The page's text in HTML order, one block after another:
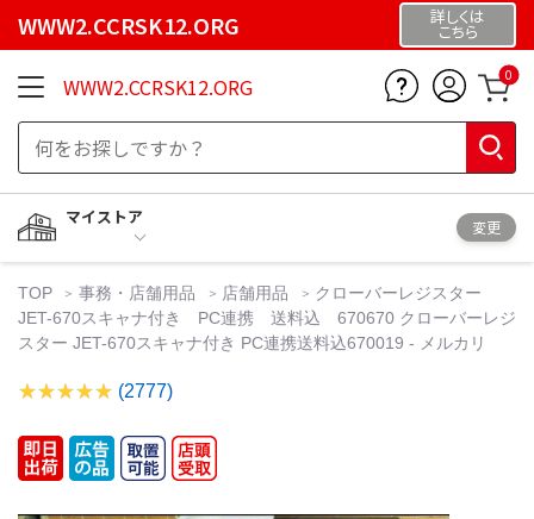
WWW2.CCRSK12.ORG 詳しくは
こちら
WWW2.CCRSK12.ORG 0
マイストア
変更
TOP 事務・店舗用品 店舗用品
クローバーレジスター
JET-670スキャナ付き PC連携 送料込 670670 クローバーレジ
スター JET-670スキャナ付き PC連携送料込670019 - メルカリ
(2777)